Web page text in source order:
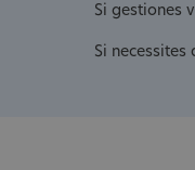
Si gestiones
Si